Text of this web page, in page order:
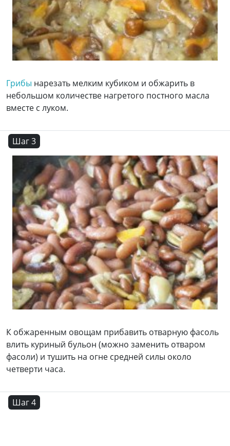
Грибы нарезать мелким кубиком и обжарить в
небольшом количестве нагретого постного масла
вместе с луком.
Шаг 3
К обжаренным овощам прибавить отварную фасоль
влить куриный бульон (можно заменить отваром
фасоли) и тушить на огне средней силы около
четверти часа.
Шаг 4